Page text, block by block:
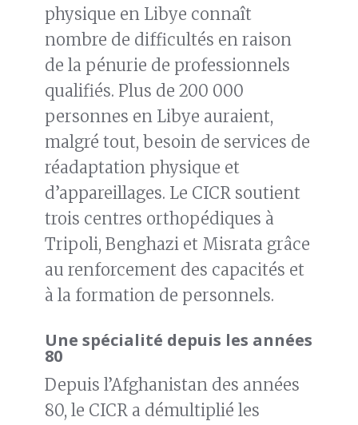
physique en Libye connaît
nombre de difficultés en raison
de la pénurie de professionnels
qualifiés. Plus de 200 000
personnes en Libye auraient,
malgré tout, besoin de services de
réadaptation physique et
d’appareillages. Le CICR soutient
trois centres orthopédiques à
Tripoli, Benghazi et Misrata grâce
au renforcement des capacités et
à la formation de personnels.
Une spécialité depuis les années
80
Depuis l’Afghanistan des années
80, le CICR a démultiplié les